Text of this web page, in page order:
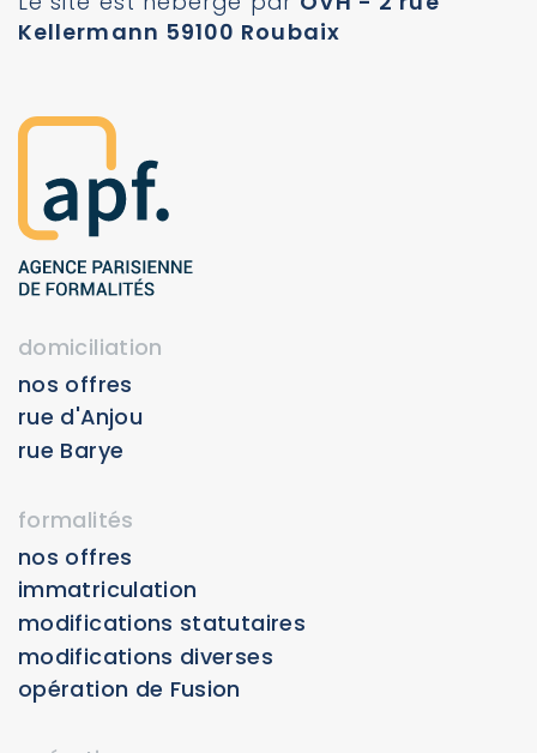
Kellermann 59100 Roubaix
domiciliation
nos offres
rue d'Anjou
rue Barye
formalités
nos offres
Immatriculation
Modifications statutaires
Modifications diverses
Opération de Fusion